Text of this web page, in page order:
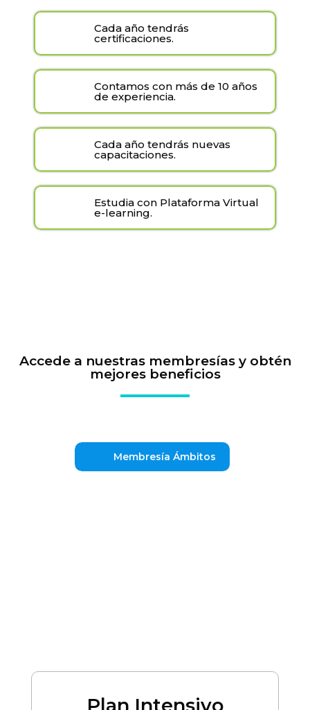
Cada año tendrás
certificaciones.
Contamos con más de 10 años
de experiencia.
Cada año tendrás nuevas
capacitaciones.
Estudia con Plataforma Virtual
e-learning.
Accede a nuestras membresías y obtén
mejores beneficios
Membresía Ámbitos